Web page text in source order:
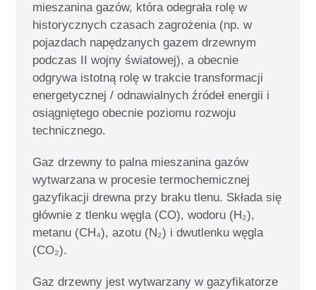
mieszanina gazów, która odegrała rolę w
historycznych czasach zagrożenia (np. w
pojazdach napędzanych gazem drzewnym
podczas II wojny światowej), a obecnie
odgrywa istotną rolę w trakcie transformacji
energetycznej / odnawialnych źródeł energii i
osiągniętego obecnie poziomu rozwoju
technicznego.
Gaz drzewny to palna mieszanina gazów
wytwarzana w procesie termochemicznej
gazyfikacji drewna przy braku tlenu. Składa się
głównie z tlenku węgla (CO), wodoru (H₂),
metanu (CH₄), azotu (N₂) i dwutlenku węgla
(CO₂).
Gaz drzewny jest wytwarzany w gazyfikatorze